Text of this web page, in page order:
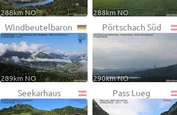
288km NO 288km NO
Windbeutelbaron
289km NO
Pörtschach Süd
290km NO
Seekarhaus Pass Lueg